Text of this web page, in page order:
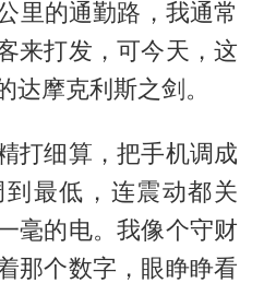
里的通勤路，我通常
来打发，可今天，这
达摩克利斯之剑。
打细算，把手机调成
最低，连震动都关
毫的电。我像个守财
那个数字，眼睁睁看